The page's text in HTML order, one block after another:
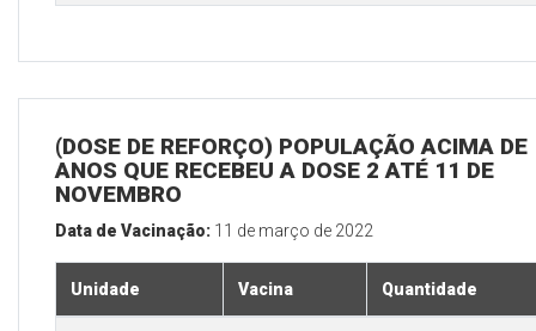
(DOSE DE REFORÇO) POPULAÇÃO ACIMA DE
ANOS QUE RECEBEU A DOSE 2 ATÉ 11 DE
NOVEMBRO
Data de Vacinação: 11 de março de 2022
Unidade Vacina Quantidade